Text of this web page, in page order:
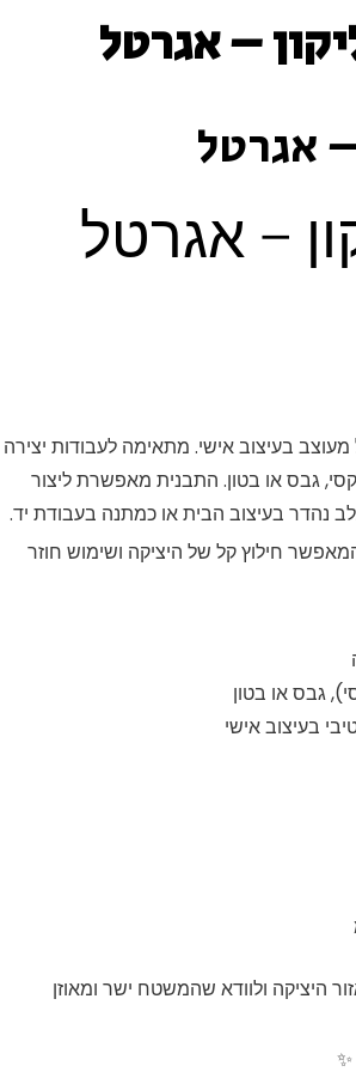
– אגרטל
אגרטל
– אגרטל
מעוצב בעיצוב אישי. מתאימה לעבודות יצירה
גבס או בטון. התבנית מאפשרת ליצור
נהדר בעיצוב הבית או כמתנה בעבודת יד.
חילוץ קל של היציקה ושימוש חוזר
גבס או בטון
בעיצוב אישי
היציקה ולוודא שהמשטח ישר ומאוזן